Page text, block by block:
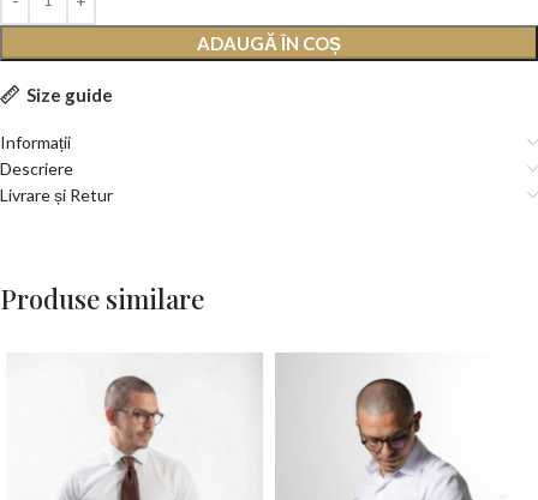
ADAUGĂ ÎN COȘ
Size guide
Informații
Descriere
Livrare și Retur
Produse similare